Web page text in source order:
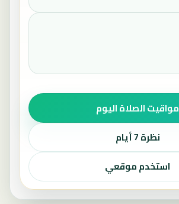
مواقيت الصلاة اليوم
نظرة 7 أيام
استخدم موقعي